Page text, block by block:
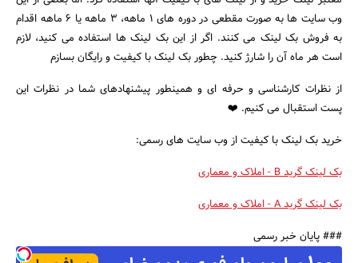
وب سایت ها به صورت مقطعی در دوره های 1 ماهه، 3 ماهه یا 6 ماهه اقدام
به فروش بک لینک می کنند. اگر از این بک لینک ها استفاده می کنید، لازم
است هر ماه آن را شارژ کنید. چطور بک لینک با کیفیت و رایگان بسازم
از نظرات کارشناسی و حرفه ای و همینطور پیشنهادهای شما در نظرات این
پست استقبال می کنیم. ❤️️
خرید بک لینک با کیفیت از وب سایت های رسمی:
بک لینک گرید B - املاک و معماری
بک لینک گرید A - املاک و معماری
### پایان خبر رسمی